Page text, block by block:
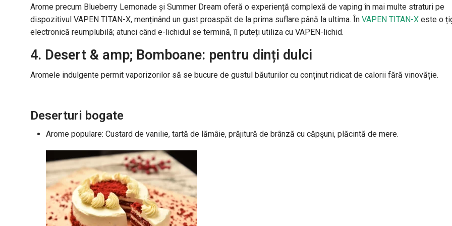
Arome precum Blueberry Lemonade și Summer Dream oferă o experiență complexă de vaping în mai multe straturi pe
dispozitivul VAPEN TITAN-X, menținând un gust proaspăt de la prima suflare până la ultima. ÎnVAPEN TITAN-X este o
electronică reumplubilă; atunci când e-lichidul se termină, îl puteți utiliza cu VAPEN-lichid.
4. Desert & amp; Bomboane: pentru dinți dulci
Aromele indulgente permit vaporizorilor să se bucure de gustul băuturilor cu conținut ridicat de calorii fără vinovăție.
Deserturi bogate
Arome populare: Custard de vanilie, tartă de lămâie, prăjitură de brânză cu căpşuni, plăcintă de mere.